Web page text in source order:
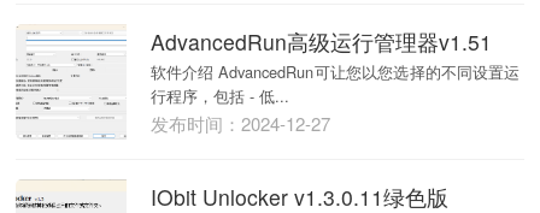
AdvancedRun高级运行管理器v1.51
软件介绍 AdvancedRun可让您以您选择的不同设置运
行程序，包括 - 低...
发布时间：2024-12-27
IObit Unlocker v1.3.0.11绿色版